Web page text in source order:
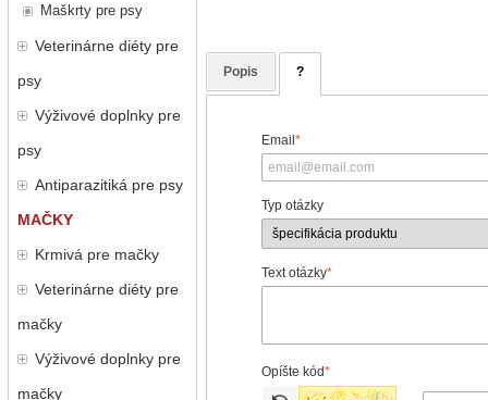
Maškrty pre psy
Veterinárne diéty pre
psy
Výživové doplnky pre
psy
Antiparazitiká pre psy
MAČKY
Krmivá pre mačky
Veterinárne diéty pre
mačky
Výživové doplnky pre
mačky
Popis ?
Email*
Typ otázky
Text otázky*
Opíšte kód*